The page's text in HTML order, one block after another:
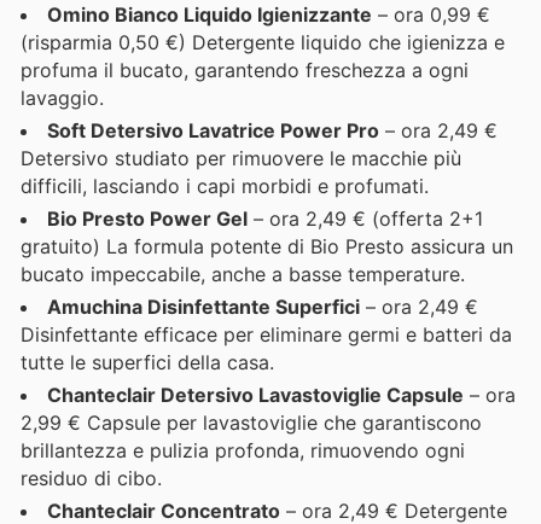
Omino Bianco Liquido Igienizzante – ora 0,99 €
(risparmia 0,50 €) Detergente liquido che igienizza e
profuma il bucato, garantendo freschezza a ogni
lavaggio.
Soft Detersivo Lavatrice Power Pro – ora 2,49 €
Detersivo studiato per rimuovere le macchie più
difficili, lasciando i capi morbidi e profumati.
Bio Presto Power Gel – ora 2,49 € (offerta 2+1
gratuito) La formula potente di Bio Presto assicura un
bucato impeccabile, anche a basse temperature.
Amuchina Disinfettante Superfici – ora 2,49 €
Disinfettante efficace per eliminare germi e batteri da
tutte le superfici della casa.
Chanteclair Detersivo Lavastoviglie Capsule – ora
2,99 € Capsule per lavastoviglie che garantiscono
brillantezza e pulizia profonda, rimuovendo ogni
residuo di cibo.
Chanteclair Concentrato – ora 2,49 € Detergente